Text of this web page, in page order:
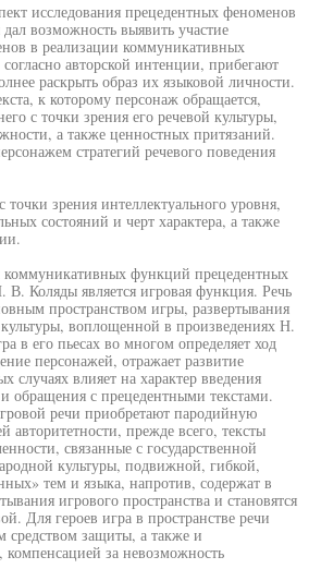
исследования прецедентных феноменов
возможность выявить участие
в реализации коммуникативных
авторской интенции, прибегают
раскрыть образ их языковой личности.
к которому персонаж обращается,
с точки зрения его речевой культуры,
а также ценностных притязаний.
стратегий речевого поведения
точки зрения интеллектуального уровня,
состояний и черт характера, а также
функций прецедентных
В. Коляды является игровая функция. Речь
пространством игры, развертывания
воплощенной в произведениях Н.
в его пьесах во многом определяет ход
персонажей, отражает развитие
случаях влияет на характер введения
обращения с прецедентными текстами.
речи приобретают пародийную
авторитетности, прежде всего, тексты
связанные с государственной
культуры, подвижной, гибкой,
тем и языка, напротив, содержат в
игрового пространства и становятся
Для героев игра в пространстве речи
средством защиты, а также и
за невозможность